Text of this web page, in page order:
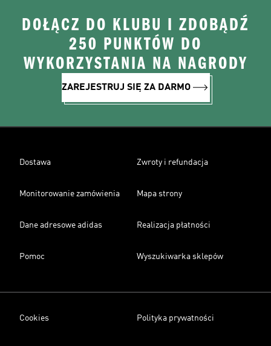
DOŁĄCZ DO KLUBU I ZDOBĄDŹ
250 PUNKTÓW DO
WYKORZYSTANIA NA NAGRODY
ZAREJESTRUJ SIĘ ZA DARMO
Dostawa Zwroty i refundacja
Monitorowanie zamówienia Mapa strony
Dane adresowe adidas Realizacja płatności
Pomoc Wyszukiwarka sklepów
Cookies Polityka prywatności